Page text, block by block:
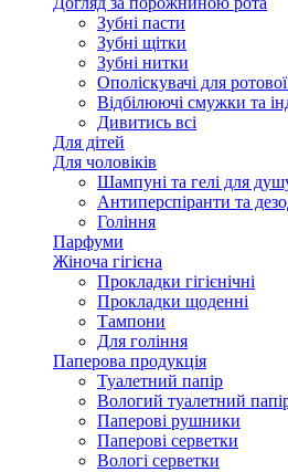
Зубні пасти
Зубні щітки
Зубні нитки
Ополіскувачі для
Відбілюючі смужки та
Дивитись всі
Для дітей
Для чоловіків
Шампуні та гелі для
Антиперспіранти та
Гоління
Парфуми
Жіноча гігієна
Прокладки гігієнічні
Прокладки щоденні
Тампони
Для гоління
Паперова продукція
Туалетний папір
Вологий туалетний
Паперові рушники
Паперові серветки
Вологі серветки